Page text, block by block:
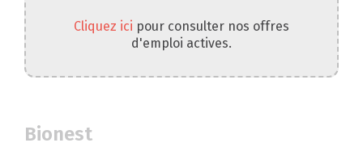
Cliquez ici pour consulter nos offres
d'emploi actives.
Bionest